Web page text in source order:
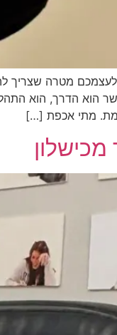
מטרה שצריך
הוא הדרך, הוא
מתי אכפת […]